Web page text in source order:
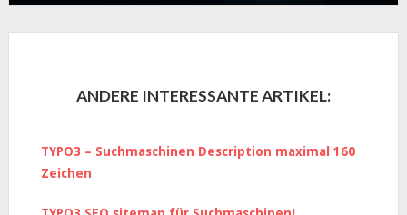
ANDERE INTERESSANTE ARTIKEL:
TYPO3 – Suchmaschinen Description maximal 160
Zeichen